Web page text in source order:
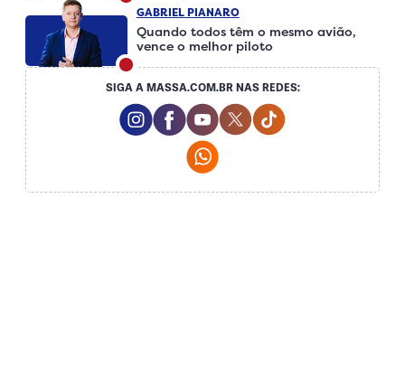
GABRIEL PIANARO
Quando todos têm o mesmo avião,
vence o melhor piloto
SIGA A MASSA.COM.BR NAS REDES:
Instagram Social Media
Facebook Social Media
Youtube Social Media
Twitter Social Media
Tiktok Social
Whatsapp Social Media